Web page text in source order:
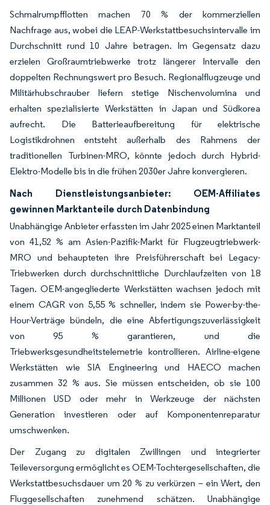
Schmalrumpfflotten machen 70 % der kommerziellen
Nachfrage aus, wobei die LEAP-Werkstattbesuchsintervalle im
Durchschnitt rund 10 Jahre betragen. Im Gegensatz dazu
erzielen Großraumtriebwerke trotz längerer Intervalle den
doppelten Rechnungswert pro Besuch. Regionalflugzeuge und
Militärhubschrauber liefern stetige Nischenvolumina und
erhalten spezialisierte Werkstätten in Japan und Südkorea
aufrecht. Die Batterieaufbereitung für elektrische
Logistikdrohnen entsteht außerhalb des Rahmens der
traditionellen Turbinen-MRO, könnte jedoch durch Hybrid-
Elektro-Modelle bis in die frühen 2030er Jahre konvergieren.
Nach Dienstleistungsanbieter: OEM-Affiliates
gewinnen Marktanteile durch Datenbindung
Unabhängige Anbieter erfassten im Jahr 2025 einen Marktanteil
von 41,52 % am Asien-Pazifik-Markt für Flugzeugtriebwerk-
MRO und behaupteten ihre Preisführerschaft bei Legacy-
Triebwerken durch durchschnittliche Durchlaufzeiten von 18
Tagen. OEM-angegliederte Werkstätten wachsen jedoch mit
einem CAGR von 5,55 % schneller, indem sie Power-by-the-
Hour-Verträge bündeln, die eine Abfertigungszuverlässigkeit
von 95 % garantieren, und die
Triebwerksgesundheitstelemetrie kontrollieren. Airline-eigene
Werkstätten wie SIA Engineering und HAECO machen
zusammen 32 % aus. Sie müssen entscheiden, ob sie 100
Millionen USD oder mehr in Werkzeuge der nächsten
Generation investieren oder auf Komponentenreparatur
umschwenken.
Der Zugang zu digitalen Zwillingen und integrierter
Teileversorgung ermöglicht es OEM-Tochtergesellschaften, die
Werkstattbesuchsdauer um 20 % zu verkürzen – ein Wert, den
Fluggesellschaften zunehmend schätzen. Unabhängige